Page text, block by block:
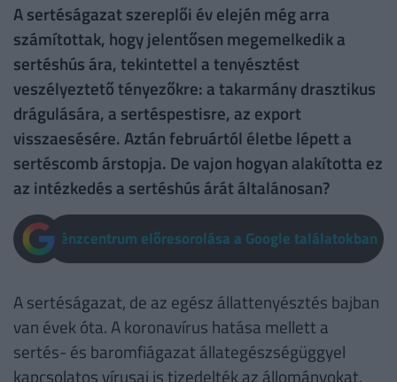
A sertéságazat szereplői év elején még arra
számítottak, hogy jelentősen megemelkedik a
sertéshús ára, tekintettel a tenyésztést
veszélyeztető tényezőkre: a takarmány drasztikus
drágulására, a sertéspestisre, az export
visszaesésére. Aztán februártól életbe lépett a
sertéscomb árstopja. De vajon hogyan alakította ez
az intézkedés a sertéshús árát általánosan?
Pénzcentrum előresorolása a Google találatokban
A sertéságazat, de az egész állattenyésztés bajban
van évek óta. A koronavírus hatása mellett a
sertés- és baromfiágazat állategészségüggyel
kapcsolatos vírusai is tizedelték az állományokat.